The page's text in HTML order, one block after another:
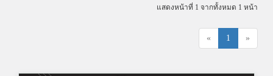
แสดงหน้าที่ 1 จากทั้งหมด 1 หน้า
« 1 »